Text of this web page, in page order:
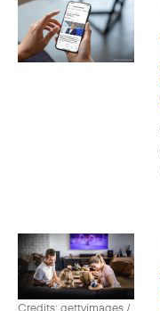
Credits: gettyimages /